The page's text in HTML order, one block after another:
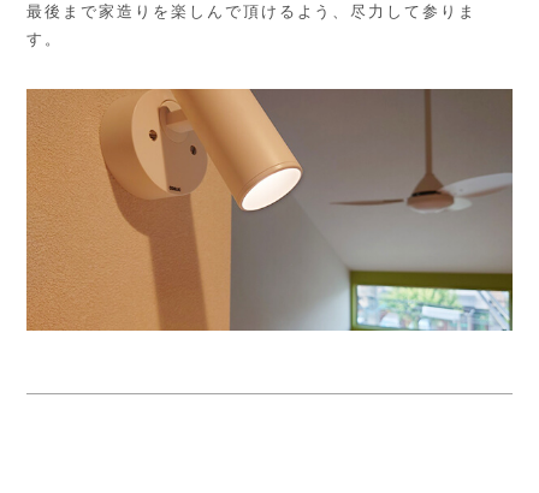
最後まで家造りを楽しんで頂けるよう、尽力して参りま
す。